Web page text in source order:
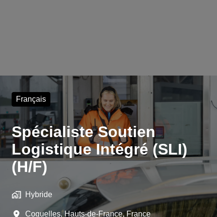
Français
Spécialiste Soutien
Logistique Intégré (SLI)
(H/F)
Hybride
Coquelles, Hauts-de-France, France